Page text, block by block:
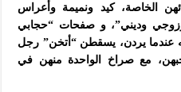
الخاصة، كيد ونميمة وأعراس
وديني”، و صفحات “حجابي
عندما يردن، يسقطن “أتخن” رجل
مع صراخ الواحدة منهن في